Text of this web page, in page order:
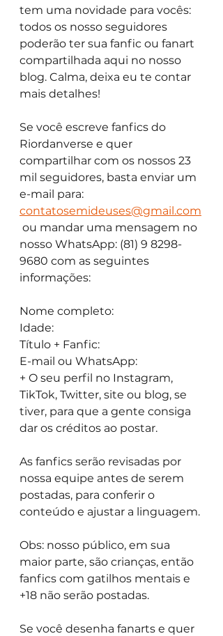
tem uma novidade para vocês:
todos os nosso seguidores
poderão ter sua fanfic ou fanart
compartilhada aqui no nosso
blog. Calma, deixa eu te contar
mais detalhes!
Se você escreve fanfics do
Riordanverse e quer
compartilhar com os nossos 23
mil seguidores, basta enviar um
e-mail para:
contatosemideuses@gmail.com
ou mandar uma mensagem no
nosso WhatsApp: (81) 9 8298-
9680 com as seguintes
informações:
Nome completo:
Idade:
Título + Fanfic:
E-mail ou WhatsApp:
+ O seu perfil no Instagram,
TikTok, Twitter, site ou blog, se
tiver, para que a gente consiga
dar os créditos ao postar.
As fanfics serão revisadas por
nossa equipe antes de serem
postadas, para conferir o
conteúdo e ajustar a linguagem.
Obs: nosso público, em sua
maior parte, são crianças, então
fanfics com gatilhos mentais e
+18 não serão postadas.
Se você desenha fanarts e quer